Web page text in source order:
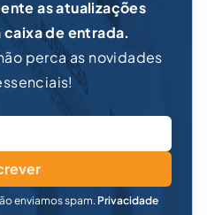
as atualizações
caixa de entrada.
perca as novidades
enviamos spam. Privacidade